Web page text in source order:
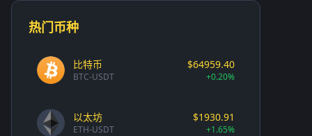
热门币种
比特币
BTC-USDT
$64959.40
+0.20%
以太坊
ETH-USDT
$1930.91
+1.65%